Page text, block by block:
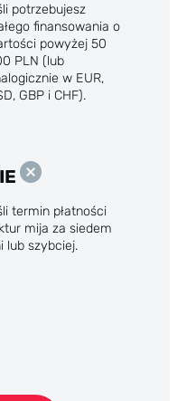
potrzebujesz
finansowania o
powyżej 50
PLN (lub
w EUR,
GBP i CHF).
termin płatności
mija za siedem
lub szybciej.